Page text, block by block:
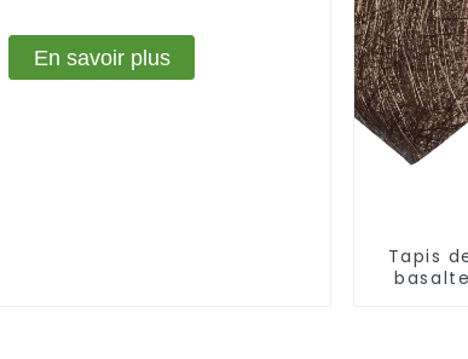
En savoir plus
Tapis